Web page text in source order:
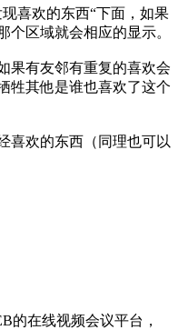
喜欢的东西“下面，如果
个区域就会相应的显示。
果有友邻有重复的喜欢会
牲其他是谁也喜欢了这个
喜欢的东西（同理也可以
的在线视频会议平台，